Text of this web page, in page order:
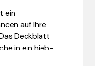
ein
auf Ihre
Deckblatt
in ein hieb-